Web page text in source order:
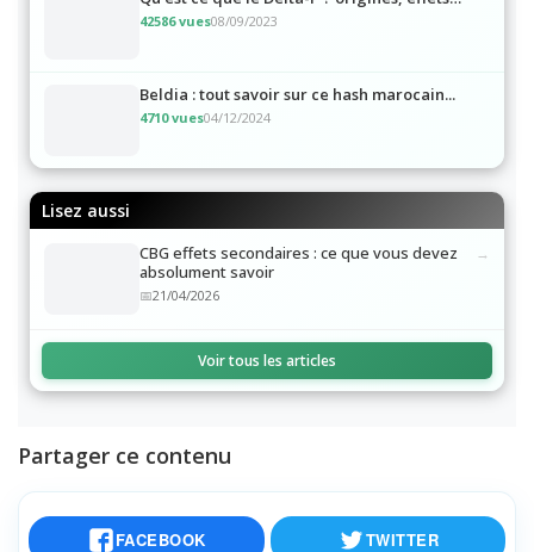
Qu’est ce que le Delta-P ? origines, effets…
Beldia : tout savoir sur ce hash marocain...
Lisez aussi
CBG effets secondaires : ce que vous devez
absolument savoir
Voir tous les articles